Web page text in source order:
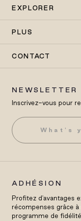
EXPLORER
PLUS
CONTACT
NEWSLETTER
Inscrivez-vous pour
ADHÉSION
Profitez d'avantages
récompenses grâce à
programme de